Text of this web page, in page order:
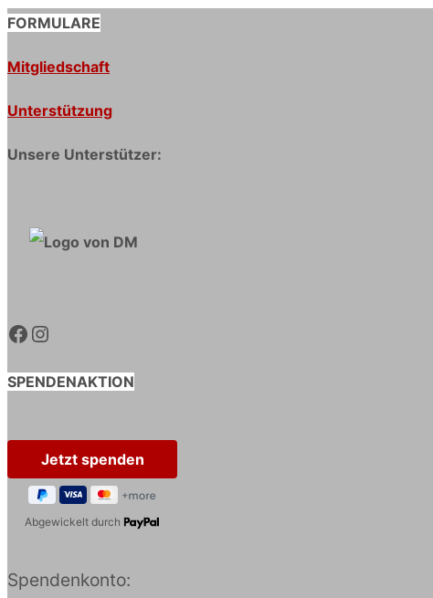
Vauß-
FORMULARE
Mitgliedschaft
Unterstützung
Unsere Unterstützer:
Facebook
Instagram
SPENDENAKTION
Abgewickelt durch
Spendenkonto: